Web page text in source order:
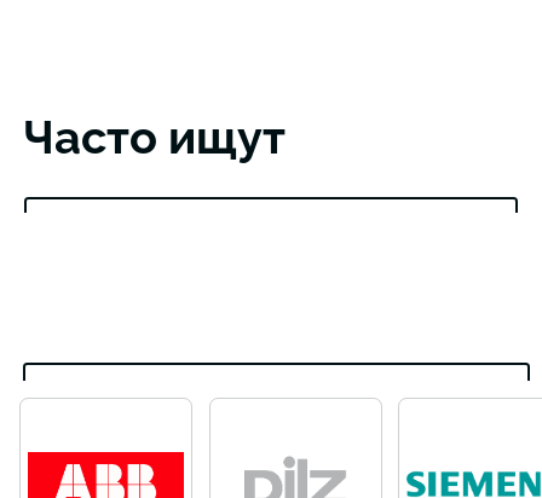
Часто ищут